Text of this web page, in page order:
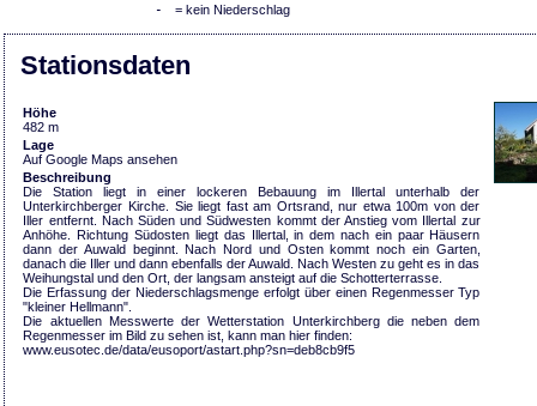
- = kein Niederschlag
Stationsdaten
Höhe
482 m
Lage
Auf Google Maps ansehen
Beschreibung
Die Station liegt in einer lockeren Bebauung im Illertal unterhalb der
Unterkirchberger Kirche. Sie liegt fast am Ortsrand, nur etwa 100m von der
Iller entfernt. Nach Süden und Südwesten kommt der Anstieg vom Illertal zur
Anhöhe. Richtung Südosten liegt das Illertal, in dem nach ein paar Häusern
dann der Auwald beginnt. Nach Nord und Osten kommt noch ein Garten,
danach die Iller und dann ebenfalls der Auwald. Nach Westen zu geht es in das
Weihungstal und den Ort, der langsam ansteigt auf die Schotterterrasse.
Die Erfassung der Niederschlagsmenge erfolgt über einen Regenmesser Typ
"kleiner Hellmann".
Die aktuellen Messwerte der Wetterstation Unterkirchberg die neben dem
Regenmesser im Bild zu sehen ist, kann man hier finden:
www.eusotec.de/data/eusoport/astart.php?sn=deb8cb9f5